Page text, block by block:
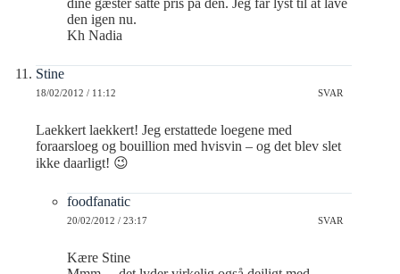
den igen nu.
Kh Nadia
Stine
18/02/2012 / 11:12 SVAR
Laekkert laekkert! Jeg erstattede loegene med
foraarsloeg og bouillion med hvisvin – og det blev slet
ikke daarligt! 😉
foodfanatic
20/02/2012 / 23:17 SVAR
Kære Stine